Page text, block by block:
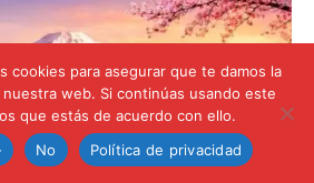
cookies para asegurar que te damos la
web. Si continúas usando este
que estás de acuerdo con ello.
No Política de privacidad